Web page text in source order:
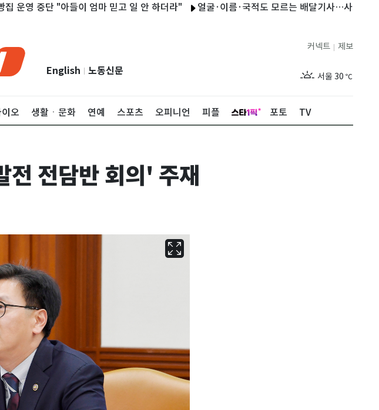
중단 "아들이 엄마 믿고 일 안 하더라" 얼굴·이름·국적도 모르는 배달기사…사고치고 잠적
English 노동신문
제보
커넥트
서울 30 ℃
오 생활ㆍ문화 연예 스포츠 오피니언 피플 포토 TV
전 전담반 회의' 주재